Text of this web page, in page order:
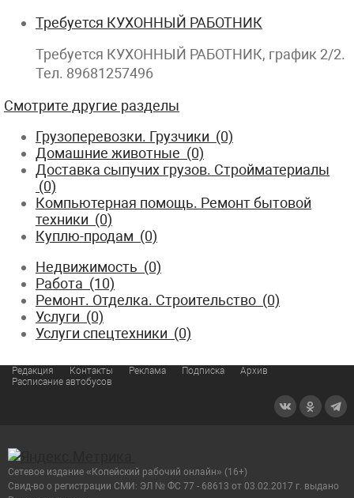
Требуется КУХОННЫЙ РАБОТНИК
Требуется КУХОННЫЙ РАБОТНИК, график 2/2.
Тел. 89681257496
Смотрите другие разделы
Грузоперевозки. Грузчики (0)
Домашние животные (0)
Доставка сыпучих грузов. Стройматериалы
(0)
Компьютерная помощь. Ремонт бытовой
техники (0)
Куплю-продам (0)
Недвижимость (0)
Работа (10)
Ремонт. Отделка. Строительство (0)
Услуги (0)
Услуги спецтехники (0)
Редакция Контакты Реклама Подписка
Архив
Расписание автобусов
Сетевое издание «Копейский рабочий онлайн» (16+)
Cвид-во о регистрации СМИ: ЭЛ № ФС 77 - 68613 от 03.02.2017 г. выдано